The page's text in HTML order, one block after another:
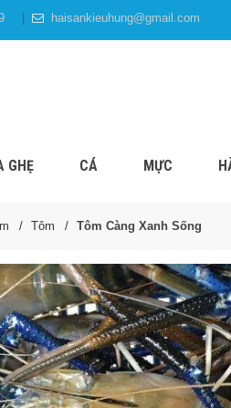
haisankieuhung@gmail.com
GHẸ CÁ MỰC
Tôm Tôm Càng Xanh Sống